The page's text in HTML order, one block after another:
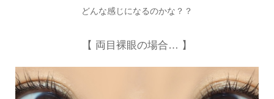
どんな感じになるのかな？？
【 両目裸眼の場合… 】